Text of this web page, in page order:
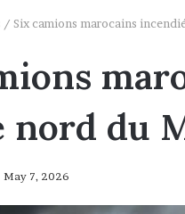
/ Six camions marocains
nord du
May 7, 2026